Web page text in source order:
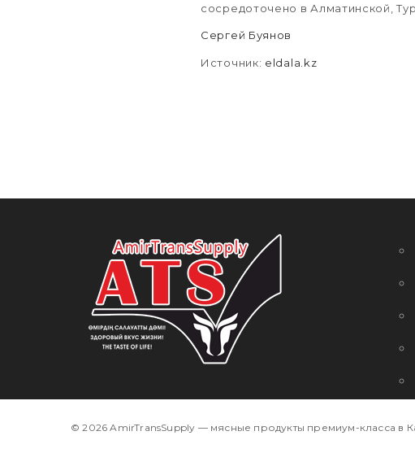
сосредоточено в Алматинской,
Сергей Буянов
Источник: eldala.kz
© 2026 AmirTransSupply — мясные продукты премиум-класса в